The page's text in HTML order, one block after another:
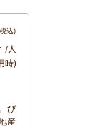
込)
/人
時)
び
産